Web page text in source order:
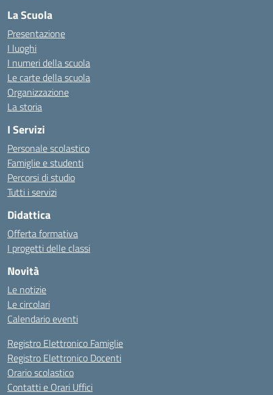
La Scuola
Presentazione
I luoghi
I numeri della scuola
Le carte della scuola
Organizzazione
La storia
I Servizi
Personale scolastico
Famiglie e studenti
Percorsi di studio
Tutti i servizi
Didattica
Offerta formativa
I progetti delle classi
Novità
Le notizie
Le circolari
Calendario eventi
Registro Elettronico Famiglie
Registro Elettronico Docenti
Orario scolastico
Contatti e Orari Uffici